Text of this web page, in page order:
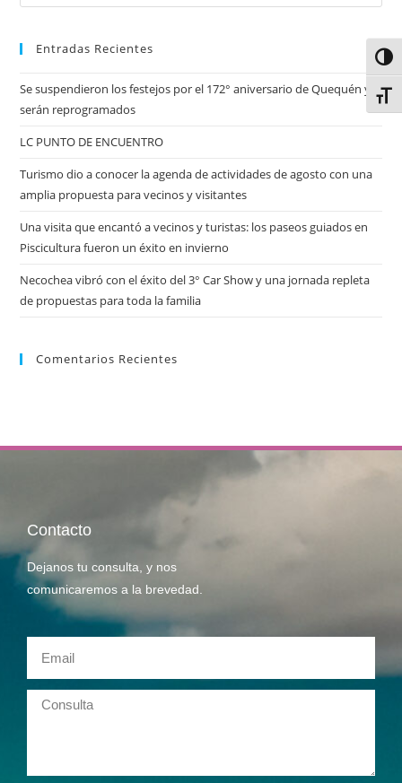
Entradas Recientes
Se suspendieron los festejos por el 172° aniversario de Quequén y
serán reprogramados
LC PUNTO DE ENCUENTRO
Turismo dio a conocer la agenda de actividades de agosto con una
amplia propuesta para vecinos y visitantes
Una visita que encantó a vecinos y turistas: los paseos guiados en
Piscicultura fueron un éxito en invierno
Necochea vibró con el éxito del 3° Car Show y una jornada repleta
de propuestas para toda la familia
Comentarios Recientes
Contacto
Dejanos tu consulta, y nos
comunicaremos a la brevedad.